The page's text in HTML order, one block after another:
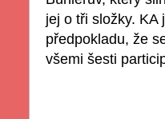
jej o tři složky. KA
předpokladu, že
všemi šesti